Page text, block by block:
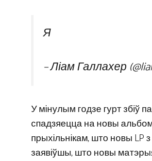
Я
– Ліам Галлахер
У мінулым годзе гурт збіў
спадзяецца на новы альбом
прыхільнікам, што новы LP
заявіўшы, што новы